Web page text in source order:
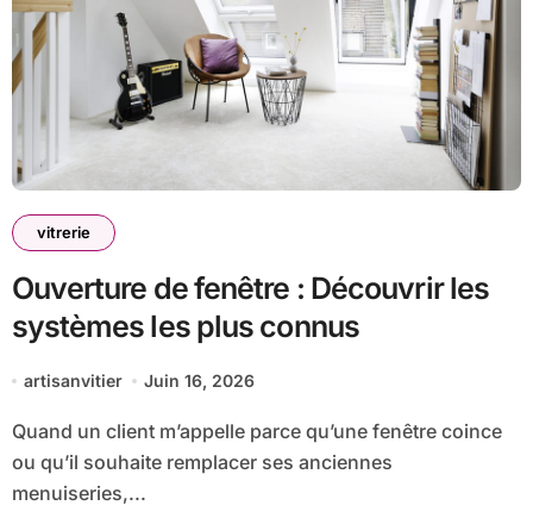
vitrerie
Ouverture de fenêtre : Découvrir les
systèmes les plus connus
artisanvitier Juin 16, 2026
Quand un client m’appelle parce qu’une fenêtre coince
ou qu’il souhaite remplacer ses anciennes
menuiseries,...